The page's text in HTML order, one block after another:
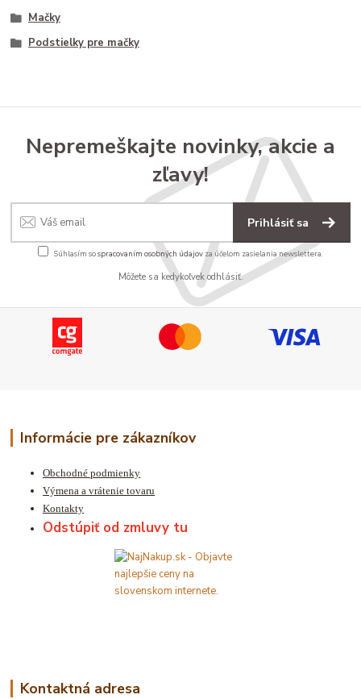
Mačky
Podstielky pre mačky
Nepremeškajte novinky, akcie a
zľavy!
Prihlásiť sa
Súhlasím sospracovaním osobných údajov za účelom zasielania newslettera.
Môžete sa kedykoľvek odhlásiť.
Informácie pre zákazníkov
Obchodné podmienky
Výmena a vrátenie tovaru
Kontakty
Odstúpiť od zmluvy tu
Kontaktná adresa